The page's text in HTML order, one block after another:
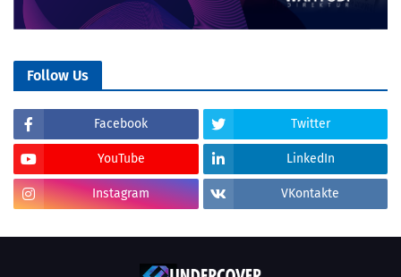
Follow Us
Facebook Twitter
YouTube LinkedIn
Instagram VKontakte